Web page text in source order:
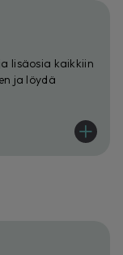
lisäosia kaikkiin
ja löydä